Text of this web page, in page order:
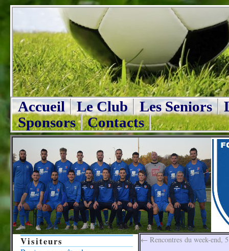
Accueil Le Club Les Seniors
Sponsors
Contacts
← Rencontres du week-end,
Visiteurs